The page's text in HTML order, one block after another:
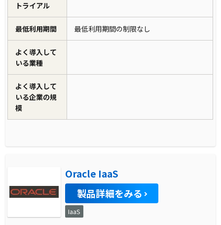
トライアル
最低利用期間 最低利用期間の制限なし
よく導入して
いる業種
よく導入して
いる企業の規
模
Oracle IaaS
製品詳細をみる
IaaS